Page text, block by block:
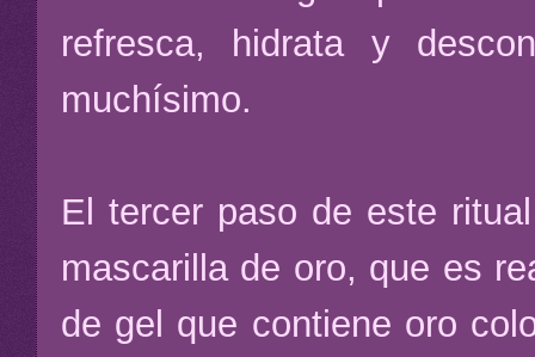
refresca, hidrata y
muchísimo.
El tercer paso de este
mascarilla de oro, que es
de gel que contiene oro